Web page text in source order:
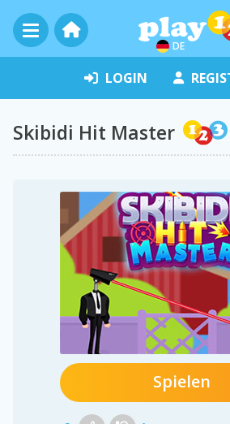
DE
LOGIN
Skibidi Hit Master
Spielen